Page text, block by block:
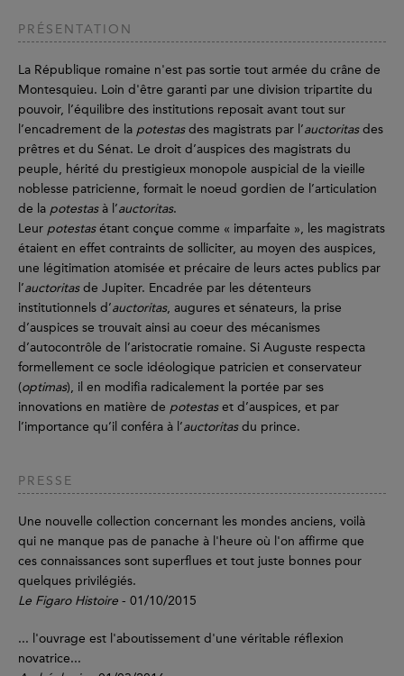
PRÉSENTATION
La République romaine n'est pas sortie tout armée du crâne de
Montesquieu. Loin d'être garanti par une division tripartite du
pouvoir, l’équilibre des institutions reposait avant tout sur
l’encadrement de la potestasdes magistrats par l’auctoritasdes
prêtres et du Sénat. Le droit d’auspices des magistrats du
peuple, hérité du prestigieux monopole auspicial de la vieille
noblesse patricienne, formait le noeud gordien de l’articulation
de la potestasà l’auctoritas.
Leur potestasétant conçue comme « imparfaite », les magistrats
étaient en effet contraints de solliciter, au moyen des auspices,
une légitimation atomisée et précaire de leurs actes publics par
l’auctoritasde Jupiter. Encadrée par les détenteurs
institutionnels d’auctoritas, augures et sénateurs, la prise
d’auspices se trouvait ainsi au coeur des mécanismes
d’autocontrôle de l’aristocratie romaine. Si Auguste respecta
formellement ce socle idéologique patricien et conservateur
(optimas), il en modifia radicalement la portée par ses
innovations en matière de potestaset d’auspices, et par
l’importance qu’il conféra à l’auctoritasdu prince.
PRESSE
Une nouvelle collection concernant les mondes anciens, voilà
qui ne manque pas de panache à l'heure où l'on affirme que
ces connaissances sont superflues et tout juste bonnes pour
quelques privilégiés.
Le Figaro Histoire - 01/10/2015
... l'ouvrage est l'aboutissement d'une véritable réflexion
novatrice...